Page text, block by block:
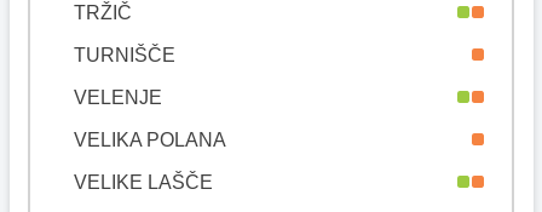
TRŽIČ
TURNIŠČE
VELENJE
VELIKA POLANA
VELIKE LAŠČE